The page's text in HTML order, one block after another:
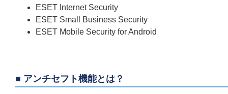
ESET Internet Security
ESET Small Business Security
ESET Mobile Security for Android
■ アンチセフト機能とは？